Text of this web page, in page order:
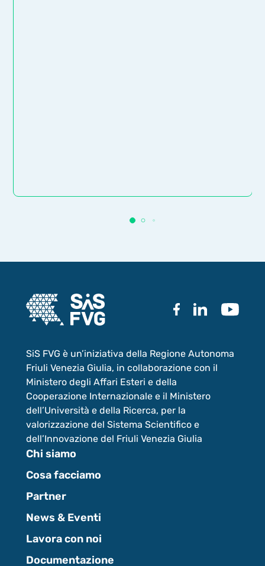
SiS FVG è un’iniziativa della Regione Autonoma
Friuli Venezia Giulia, in collaborazione con il
Ministero degli Affari Esteri e della
Cooperazione Internazionale e il Ministero
dell’Università e della Ricerca, per la
valorizzazione del Sistema Scientifico e
dell’Innovazione del Friuli Venezia Giulia
Chi siamo
Cosa facciamo
Partner
News & Eventi
Lavora con noi
Documentazione